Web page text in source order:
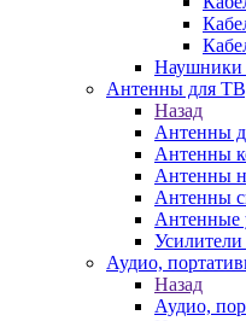
Наушники
Антенны для
Назад
Антенны
Антенны
Антенны
Антенны
Антенные
Аудио,
Назад
Аудио,